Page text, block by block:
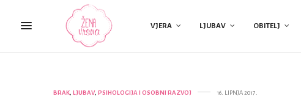
VJERA LJUBAV OBITELJ
BRAK, LJUBAV, PSIHOLOGIJA I OSOBNI RAZVOJ 16. LIPNJA 2017.